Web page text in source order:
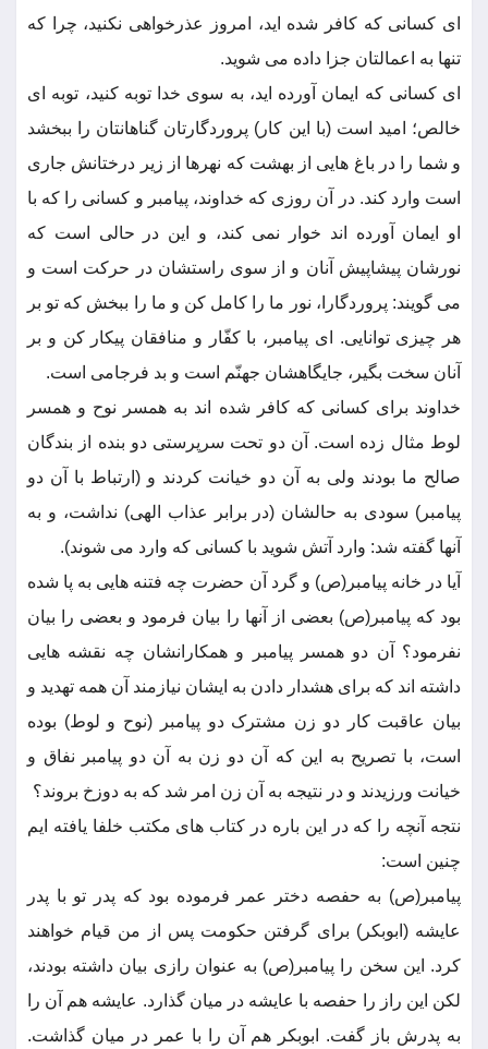
ای کسانی که کافر شده اید، امروز عذرخواهی نکنید، چرا که
تنها به اعمالتان جزا داده می شوید.
ای کسانی که ایمان آورده اید، به سوی خدا توبه کنید، توبه ای
خالص؛ امید است (با این کار) پروردگارتان گناهانتان را ببخشد
و شما را در باغ هایی از بهشت که نهرها از زیر درختانش جاری
است وارد کند. در آن روزی که خداوند، پیامبر و کسانی را که با
او ایمان آورده اند خوار نمی کند، و این در حالی است که
نورشان پیشاپیش آنان و از سوی راستشان در حرکت است و
می گویند: پروردگارا، نور ما را کامل کن و ما را ببخش که تو بر
هر چیزی توانایی. ای پیامبر، با کفّار و منافقان پیکار کن و بر
آنان سخت بگیر، جایگاهشان جهنّم است و بد فرجامی است.
خداوند برای کسانی که کافر شده اند به همسر نوح و همسر
لوط مثال زده است. آن دو تحت سرپرستی دو بنده از بندگان
صالح ما بودند ولی به آن دو خیانت کردند و (ارتباط با آن دو
پیامبر) سودی به حالشان (در برابر عذاب الهی) نداشت، و به
آنها گفته شد: وارد آتش شوید با کسانی که وارد می شوند).
آیا در خانه پیامبر(ص) و گرد آن حضرت چه فتنه هایی به پا شده
بود که پیامبر(ص) بعضی از آنها را بیان فرمود و بعضی را بیان
نفرمود؟ آن دو همسر پیامبر و همکارانشان چه نقشه هایی
داشته اند که برای هشدار دادن به ایشان نیازمند آن همه تهدید و
بیان عاقبت کار دو زن مشترک دو پیامبر (نوح و لوط) بوده
است، با تصریح به این که آن دو زن به آن دو پیامبر نفاق و
خیانت ورزیدند و در نتیجه به آن زن امر شد که به دوزخ بروند؟
نتجه آنچه را که در این باره در کتاب های مکتب خلفا یافته ایم
چنین است:
پیامبر(ص) به حفصه دختر عمر فرموده بود که پدر تو با پدر
عایشه (ابوبکر) برای گرفتن حکومت پس از من قیام خواهند
کرد. این سخن را پیامبر(ص) به عنوان رازی بیان داشته بودند،
لکن این راز را حفصه با عایشه در میان گذارد. عایشه هم آن را
به پدرش باز گفت. ابوبکر هم آن را با عمر در میان گذاشت.